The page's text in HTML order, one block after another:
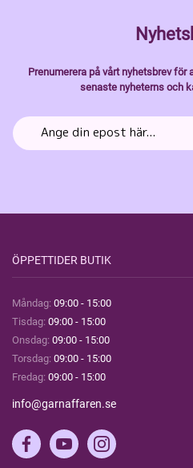
Prenumerera på vårt nyhetsbrev
senaste nyheterns och
ÖPPETTIDER BUTIK
Måndag: 09:00 - 15:00
Tisdag: 09:00 - 15:00
Onsdag: 09:00 - 15:00
Torsdag: 09:00 - 15:00
Fredag: 09:00 - 15:00
info@garnaffaren.se